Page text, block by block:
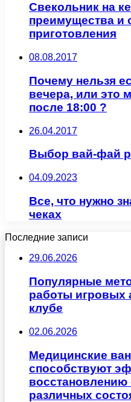
Свекольник на
преимущества и
приготовления
08.08.2017
Почему нельзя
вечера, или это
после 18:00 ?
26.04.2017
Выбор вай-фай
04.09.2023
Все, что нужно
чеках
Последние записи
29.06.2026
Популярные
работы игровых
клубе
02.06.2026
Медицинские
способствуют
восстановлению
различных